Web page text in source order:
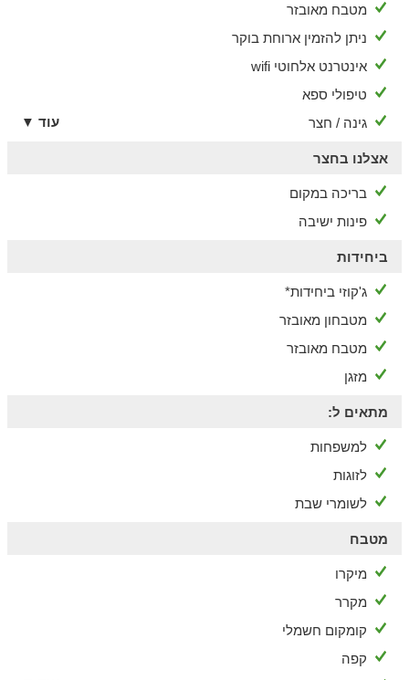
כלול באירוח
פינוקים לשדרוג החוויה
הנאתכם חשובה לנו - לכן נשמח לפנק את באי המקום בבקבוק יין
הרומנטית והקסומה.
הסביבה
חוף הים של קיסריה נמצא במרחק הליכה מהמקום, כמו גם מועדון
הגולף הגדול, הגן הלאומי, מגרשי ספורט, מכון כושר ועוד.
אנו ממליצים בחום לשלב במהלך הנופש טיול רומנטי בשקיעה על
ואווירה מרגיעה וקסומה.
מטבח מאובזר
ניתן להזמין ארוחת בוקר
אינטרנט אלחוטי wifi
טיפולי ספא
גינה / חצר
עוד ▼
אצלנו בחצר
בריכה במקום
פינות ישיבה
ביחידות
ג'קוזי ביחידות*
מטבחון מאובזר
מטבח מאובזר
מזגן
מתאים ל:
למשפחות
לזוגות
לשומרי שבת
מטבח
מיקרו
מקרר
קומקום חשמלי
קפה